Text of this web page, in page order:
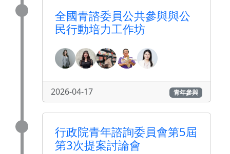
全國青諮委員公共參與與公
民行動培力工作坊
2026-04-17 青年參與
行政院青年諮詢委員會第5屆
第3次提案討論會